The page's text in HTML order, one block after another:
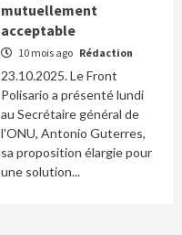
mutuellement
acceptable
10 mois ago Rédaction
23.10.2025. Le Front
Polisario a présenté lundi
au Secrétaire général de
l'ONU, Antonio Guterres,
sa proposition élargie pour
une solution...